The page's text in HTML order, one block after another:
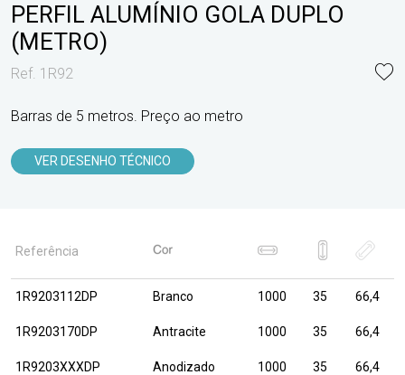
PERFIL ALUMÍNIO GOLA DUPLO
(METRO)
Ref. 1R92
Barras de 5 metros. Preço ao metro
VER DESENHO TÉCNICO
Referência
1R9203112DP Branco 1000 35 66,4
1R9203170DP Antracite 1000 35 66,4
1R9203XXXDP Anodizado 1000 35 66,4